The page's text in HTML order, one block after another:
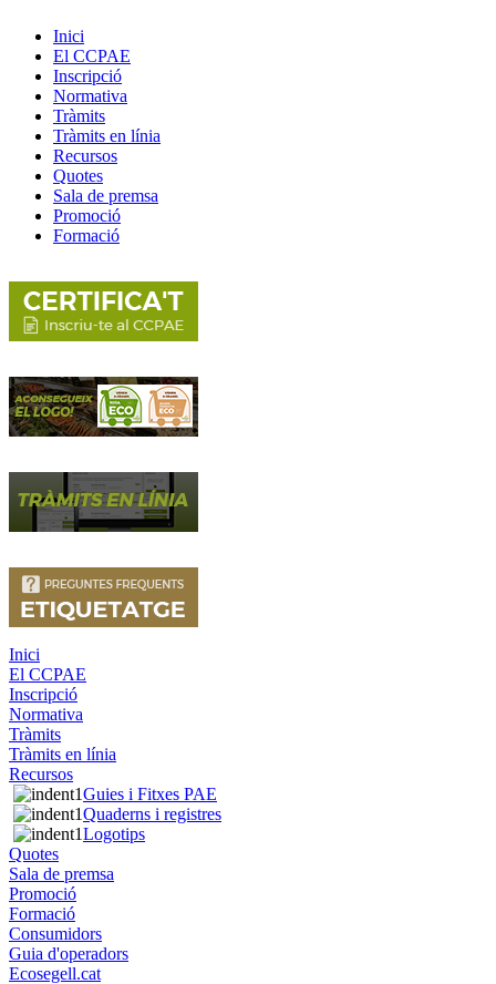
Inici
El CCPAE
Inscripció
Normativa
Tràmits
Tràmits en línia
Recursos
Quotes
Sala de premsa
Promoció
Formació
Inici
El CCPAE
Inscripció
Normativa
Tràmits
Tràmits en línia
Recursos
Guies i Fitxes PAE
Quaderns i registres
Logotips
Quotes
Sala de premsa
Promoció
Formació
Consumidors
Guia d'operadors
Ecosegell.cat